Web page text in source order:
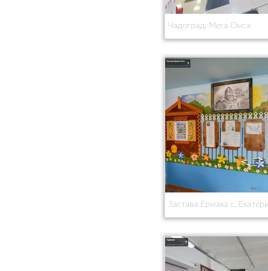
Чадоград, Мега Омск
Застава Ермака с.